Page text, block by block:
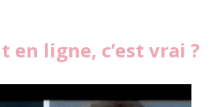
en ligne, c’est vrai ?